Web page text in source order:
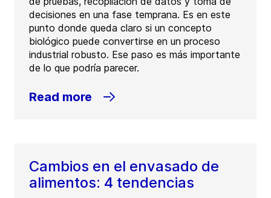
decisiones en una fase temprana. Es en este
punto donde queda claro si un concepto
biológico puede convertirse en un proceso
industrial robusto. Ese paso es más importante
de lo que podría parecer.
Read more
Cambios en el envasado de
alimentos: 4 tendencias